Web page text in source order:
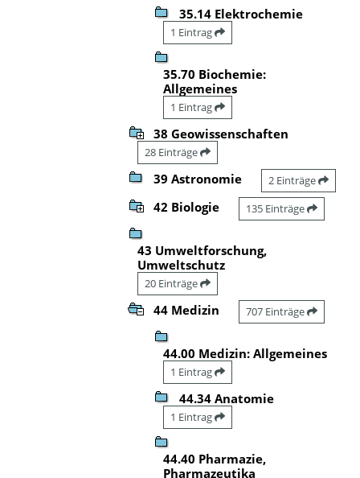
35.14 Elektrochemie
1 Eintrag
35.70 Biochemie:
Allgemeines
1 Eintrag
38 Geowissenschaften
28 Einträge
39 Astronomie 2 Einträge
42 Biologie 135 Einträge
43 Umweltforschung,
Umweltschutz
20 Einträge
44 Medizin 707 Einträge
44.00 Medizin: Allgemeines
1 Eintrag
44.34 Anatomie
1 Eintrag
44.40 Pharmazie,
Pharmazeutika